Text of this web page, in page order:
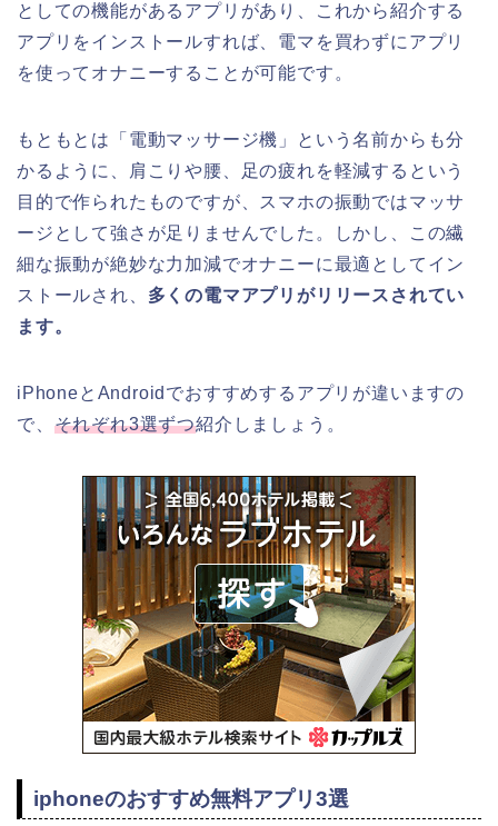
としての機能があるアプリがあり、これから紹介する
アプリをインストールすれば、電マを買わずにアプリ
を使ってオナニーすることが可能です。
もともとは「電動マッサージ機」という名前からも分
かるように、肩こりや腰、足の疲れを軽減するという
目的で作られたものですが、スマホの振動ではマッサ
ージとして強さが足りませんでした。しかし、この繊
細な振動が絶妙な力加減でオナニーに最適としてイン
ストールされ、 多くの電マアプリがリリースされてい
ます。
iPhoneとAndroidでおすすめするアプリが違いますの
で、 それぞれ3選ずつ紹介しましょう。
iphoneのおすすめ無料アプリ3選